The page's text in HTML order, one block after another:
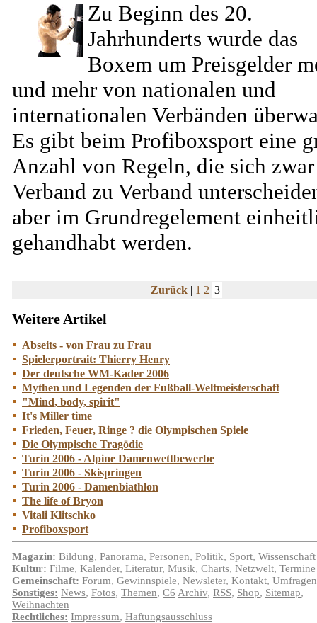
Zu Beginn des 20.
Jahrhunderts wurde das
Boxem um Preisgelder
und mehr von nationalen und
internationalen Verbänden
Es gibt beim Profiboxsport eine
Anzahl von Regeln, die sich
Verband zu Verband
aber im Grundregelement
gehandhabt werden.
Zurück | 1 2 3
Weitere Artikel
Abseits - von Frau zu Frau
Spielerportrait: Thierry Henry
Der deutsche WM-Kader 2006
Mythen und Legenden der Fußball-Weltmeisterschaft
"Mind, body, spirit"
It's Miller time
Frieden, Feuer, Ringe ? die Olympischen Spiele
Die Olympische Tragödie
Turin 2006 - Alpine Damenwettbewerbe
Turin 2006 - Skispringen
Turin 2006 - Damenbiathlon
The life of Bryon
Vitali Klitschko
Profiboxsport
Magazin: Bildung, Panorama, Personen, Politik, Sport, Wissenschaft
Kultur: Filme, Kalender, Literatur, Musik, Charts, Netzwelt, Termine
Gemeinschaft: Forum, Gewinnspiele, Newsleter, Kontakt, Umfragen
Sonstiges: News, Fotos, Themen, C6 Archiv, RSS, Shop, Sitemap,
Weihnachten
Rechtliches: Impressum, Haftungsausschluss